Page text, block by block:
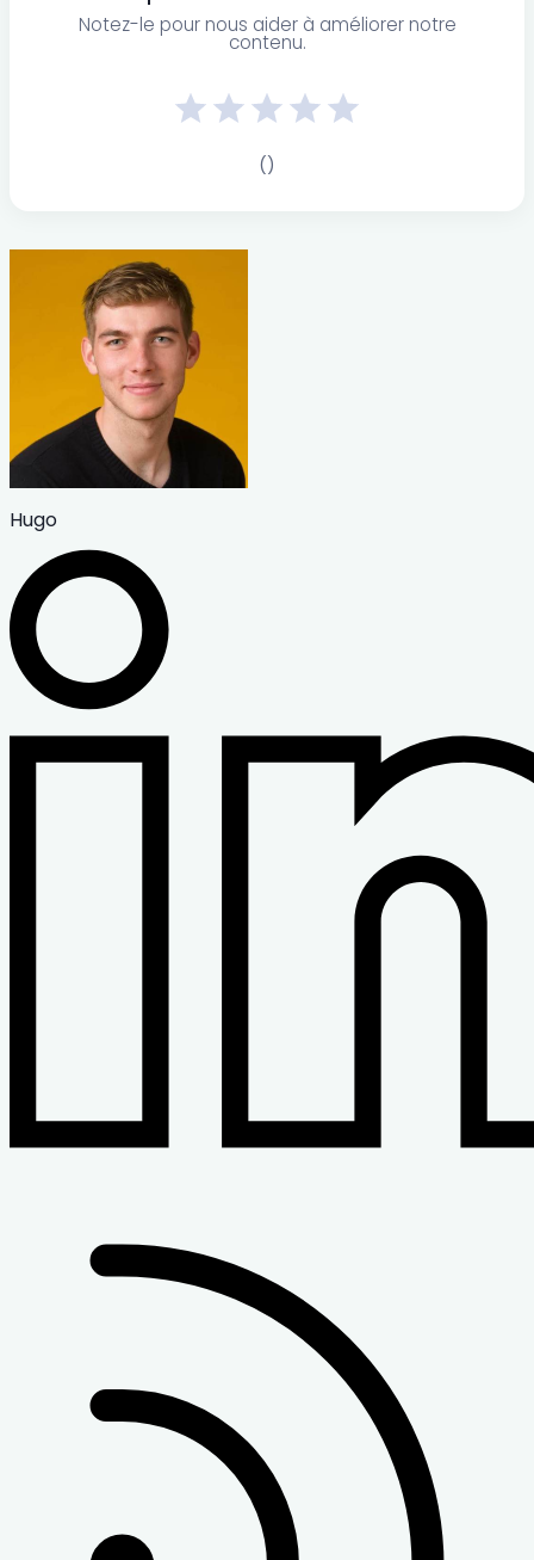
Notez-le pour nous aider à améliorer notre
contenu.
Hugo